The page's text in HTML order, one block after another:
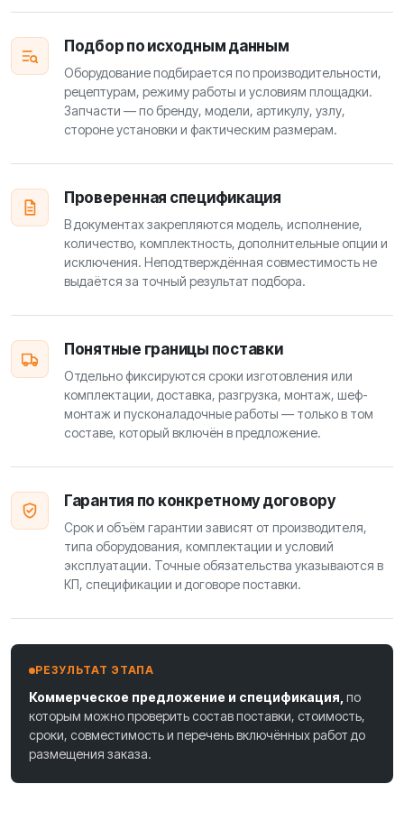
Подбор по исходным данным
Оборудование подбирается по производительности,
рецептурам, режиму работы и условиям площадки.
Запчасти — по бренду, модели, артикулу, узлу,
стороне установки и фактическим размерам.
Проверенная спецификация
В документах закрепляются модель, исполнение,
количество, комплектность, дополнительные опции и
исключения. Неподтверждённая совместимость не
выдаётся за точный результат подбора.
Понятные границы поставки
Отдельно фиксируются сроки изготовления или
комплектации, доставка, разгрузка, монтаж, шеф-
монтаж и пусконаладочные работы — только в том
составе, который включён в предложение.
Гарантия по конкретному договору
Срок и объём гарантии зависят от производителя,
типа оборудования, комплектации и условий
эксплуатации. Точные обязательства указываются в
КП, спецификации и договоре поставки.
РЕЗУЛЬТАТ ЭТАПА
Коммерческое предложение и спецификация, по
которым можно проверить состав поставки, стоимость,
сроки, совместимость и перечень включённых работ до
размещения заказа.